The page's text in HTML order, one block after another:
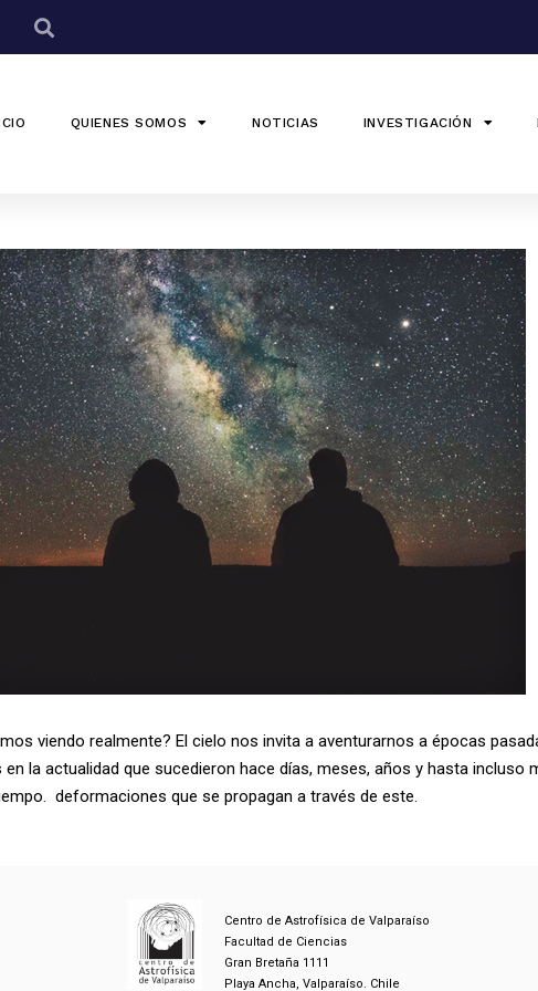
QUIENES SOMOS NOTICIAS INVESTIGACIÓN
viendo realmente? El cielo nos invita a aventurarnos a épocas
la actualidad que sucedieron hace días, meses, años y hasta incluso
deformaciones que se propagan a través de este.
Centro de Astrofísica de Valparaíso
Facultad de Ciencias
Gran Bretaña 1111
Playa Ancha, Valparaíso. Chile